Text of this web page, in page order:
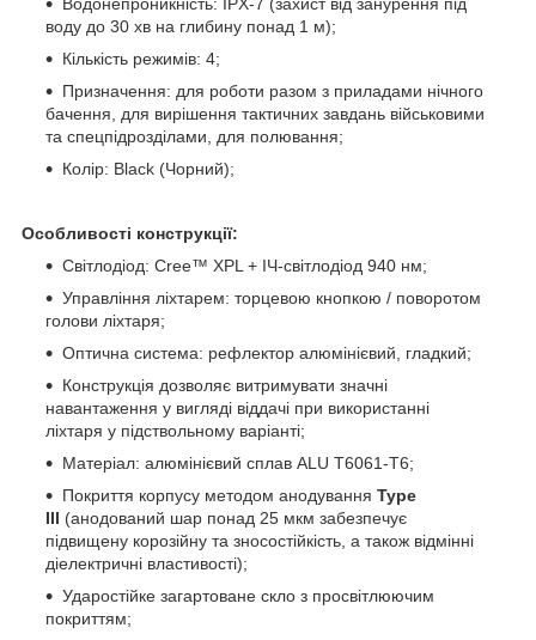
воду до 30 хв на глибину понад 1 м);
Кількість режимів: 4;
Призначення: для роботи разом з приладами нічного
бачення, для вирішення тактичних завдань військовими
та спецпідрозділами, для полювання;
Колір: Black (Чорний);
Особливості конструкції:
Світлодіод: Cree™ XPL + ІЧ-світлодіод 940 нм;
Управління ліхтарем: торцевою кнопкою / поворотом
голови ліхтаря;
Оптична система: рефлектор алюмінієвий, гладкий;
Конструкція дозволяє витримувати значні
навантаження у вигляді віддачі при використанні
ліхтаря у підствольному варіанті;
Матеріал: алюмінієвий сплав ALU T6061-T6;
Покриття корпусу методом анодування Type
III (анодований шар понад 25 мкм забезпечує
підвищену корозійну та зносостійкість, а також відмінні
діелектричні властивості);
Ударостійке загартоване скло з просвітлюючим
покриттям;